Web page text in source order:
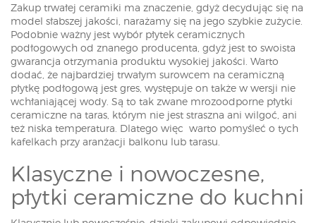
Zakup trwałej ceramiki ma znaczenie, gdyż decydując się na
model słabszej jakości, narażamy się na jego szybkie zużycie.
Podobnie ważny jest wybór płytek ceramicznych
podłogowych od znanego producenta, gdyż jest to swoista
gwarancja otrzymania produktu wysokiej jakości. Warto
dodać, że najbardziej trwałym surowcem na ceramiczną
płytkę podłogową jest gres, występuje on także w wersji nie
wchłaniającej wody. Są to tak zwane mrozoodporne płytki
ceramiczne na taras, którym nie jest straszna ani wilgoć, ani
też niska temperatura. Dlatego więc warto pomyśleć o tych
kafelkach przy aranżacji balkonu lub tarasu.
Klasyczne i nowoczesne,
płytki ceramiczne do kuchni